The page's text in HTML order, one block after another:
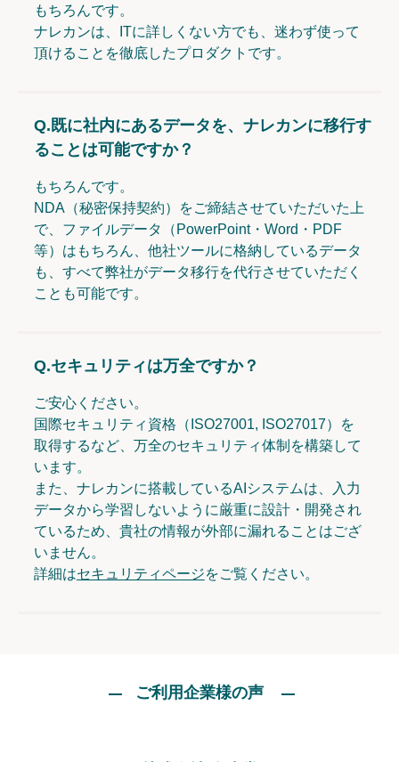
もちろんです。
ナレカンは、ITに詳しくない方でも、迷わず使って
頂けることを徹底したプロダクトです。
Q.既に社内にあるデータを、ナレカンに移行す
ることは可能ですか？
もちろんです。
NDA（秘密保持契約）をご締結させていただいた上
で、ファイルデータ（PowerPoint・Word・PDF
等）はもちろん、他社ツールに格納しているデータ
も、すべて弊社がデータ移行を代行させていただく
ことも可能です。
Q.セキュリティは万全ですか？
ご安心ください。
国際セキュリティ資格（ISO27001, ISO27017）を
取得するなど、万全のセキュリティ体制を構築して
います。
また、ナレカンに搭載しているAIシステムは、入力
データから学習しないように厳重に設計・開発され
ているため、貴社の情報が外部に漏れることはござ
いません。
詳細はセキュリティページをご覧ください。
ご利用企業様の声